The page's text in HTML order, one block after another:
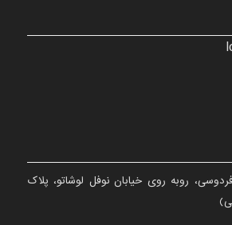
روبه روی خیابان نوفل لوشاتو، پلاک